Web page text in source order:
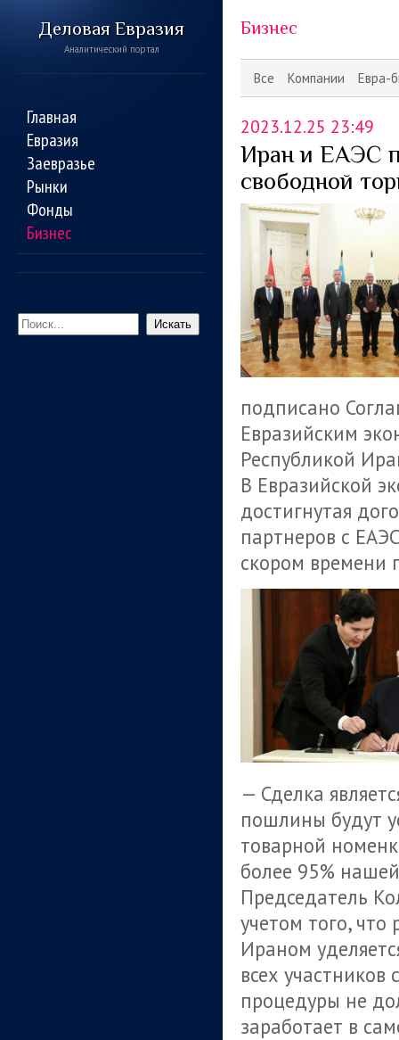
Деловая Евразия
Аналитический портал
Главная
Евразия
Заевразье
Рынки
Фонды
Бизнес
Искать
Все Компании Евра-
Бизнес
2023.12.25 23:49
Иран и ЕАЭС
свободной
подписано
Евразийским
Республикой
В Евразийской
достигнутая
партнеров с
скором времени
— Сделка
пошлины будут
товарной
более 95%
Председатель
учетом того,
Ираном
всех
процедуры не
заработает в